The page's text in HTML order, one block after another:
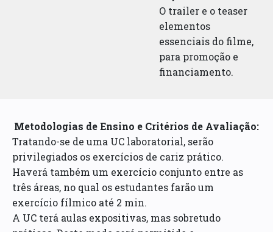
O trailer e o teaser
elementos
essenciais do filme,
para promoção e
financiamento.
Metodologias de Ensino e Critérios de Avaliação:
Tratando-se de uma UC laboratorial, serão
privilegiados os exercícios de cariz prático.
Haverá também um exercício conjunto entre as
três áreas, no qual os estudantes farão um
exercício fílmico até 2 min.
A UC terá aulas expositivas, mas sobretudo